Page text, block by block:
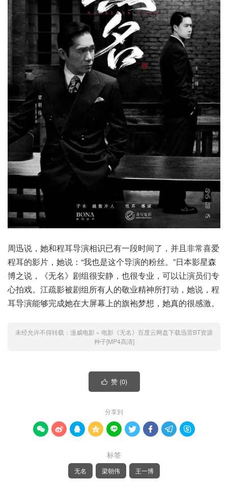
周迅说，她和程耳导演相识已有一段时间了，并且非常喜爱
程耳的影片，她说：“我也是这个导演的粉丝。”日本影星森
博之说，《无名》剧组很安静，也很专业，可以让演员们专
心拍戏。江疏影被剧组所有人的敬业精神所打动，她说，程
耳导演能够完成她在大屏幕上的旗袍梦想，她真的很感激。
未经允许不得转载： 漫威电影 » 电影《无名》百度云网盘下载迅雷BT资源
种子[MP4高清]
 赞 (0)
分享到
        
标签
无名 梁朝伟 王一博